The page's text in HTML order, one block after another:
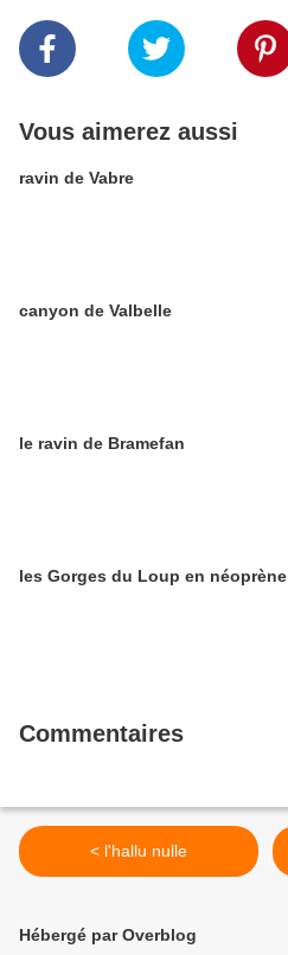
Vous aimerez aussi
ravin de Vabre
canyon de Valbelle
le ravin de Bramefan
les Gorges du Loup en néoprène
Commentaires
< l'hallu nulle
Hébergé par Overblog